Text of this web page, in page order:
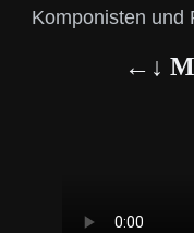
Komponisten und
←↓